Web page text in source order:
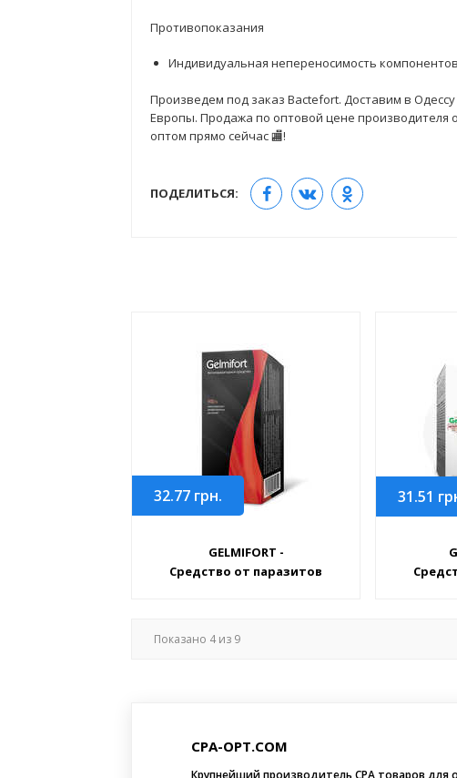
Противопоказания
Индивидуальная непереносимость
Произведем под заказ Bactefort. Доставим в
Европы. Продажа по оптовой цене производителя
оптом прямо сейчас 🏬!
ПОДЕЛИТЬСЯ:
32.77 грн.
GELMIFORT -
Средство от паразитов
31.51
Показано 4из 9
CPA-OPT.COM
Крупнейший производитель CPA товаров для